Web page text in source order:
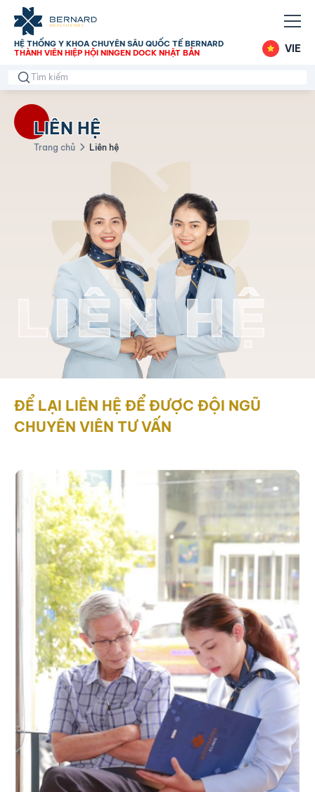
HỆ THỐNG Y KHOA CHUYÊN SÂU QUỐC TẾ BERNARD
THÀNH VIÊN HIỆP HỘI NINGEN DOCK NHẬT BẢN
VIE
LIÊN HỆ
Trang chủ Liên hệ
ĐỂ LẠI LIÊN HỆ ĐỂ ĐƯỢC ĐỘI NGŨ
CHUYÊN VIÊN TƯ VẤN